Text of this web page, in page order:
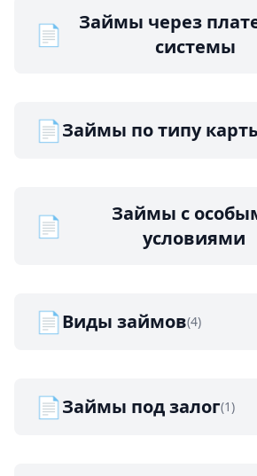
📄
Займы через
системы
📄Займы по типу
📄
Займы с
условиями
📄Виды займов(4)
📄Займы под залог(1)